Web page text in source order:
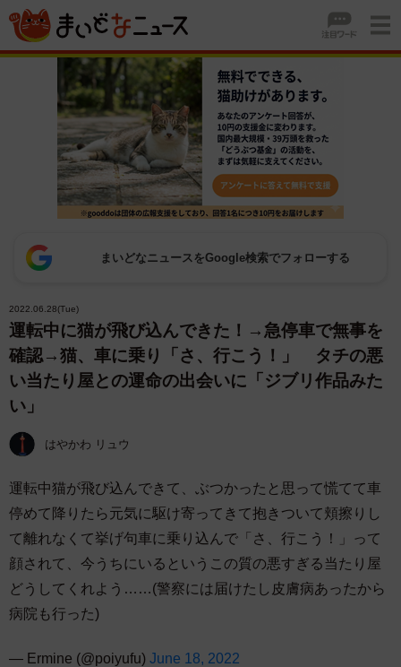
まいどなニュースをGoogle検索でフォローする
2022.06.28(Tue)
運転中に猫が飛び込んできた！→急停車で無事を
確認→猫、車に乗り「さ、行こう！」 タチの悪
い当たり屋との運命の出会いに「ジブリ作品みた
い」
はやかわ リュウ
運転中猫が飛び込んできて、ぶつかったと思って慌てて車
停めて降りたら元気に駆け寄ってきて抱きついて頬擦りし
て離れなくて挙げ句車に乗り込んで「さ、行こう！」って
顔されて、今うちにいるというこの質の悪すぎる当たり屋
どうしてくれよう……(警察には届けたし皮膚病あったから
病院も行った)
— Ermine (@poiyufu) June 18, 2022